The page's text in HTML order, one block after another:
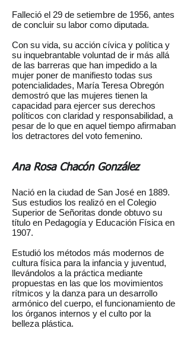
Falleció el 29 de setiembre de 1956, antes
de concluir su labor como diputada.
Con su vida, su acción cívica y política y
su inquebrantable voluntad de ir más allá
de las barreras que han impedido a la
mujer poner de manifiesto todas sus
potencialidades, María Teresa Obregón
demostró que las mujeres tienen la
capacidad para ejercer sus derechos
políticos con claridad y responsabilidad, a
pesar de lo que en aquel tiempo afirmaban
los detractores del voto femenino.
Ana Rosa Chacón González
Nació en la ciudad de San José en 1889.
Sus estudios los realizó en el Colegio
Superior de Señoritas donde obtuvo su
título en Pedagogía y Educación Física en
1907.
Estudió los métodos más modernos de
cultura física para la infancia y juventud,
llevándolos a la práctica mediante
propuestas en las que los movimientos
rítmicos y la danza para un desarrollo
armónico del cuerpo, el funcionamiento de
los órganos internos y el culto por la
belleza plástica.